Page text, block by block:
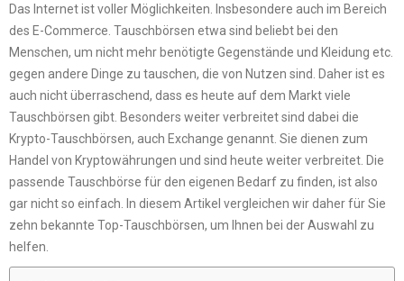
Das Internet ist voller Möglichkeiten. Insbesondere auch im Bereich
des E-Commerce. Tauschbörsen etwa sind beliebt bei den
Menschen, um nicht mehr benötigte Gegenstände und Kleidung etc.
gegen andere Dinge zu tauschen, die von Nutzen sind. Daher ist es
auch nicht überraschend, dass es heute auf dem Markt viele
Tauschbörsen gibt. Besonders weiter verbreitet sind dabei die
Krypto-Tauschbörsen, auch Exchange genannt. Sie dienen zum
Handel von Kryptowährungen und sind heute weiter verbreitet. Die
passende Tauschbörse für den eigenen Bedarf zu finden, ist also
gar nicht so einfach. In diesem Artikel vergleichen wir daher für Sie
zehn bekannte Top-Tauschbörsen, um Ihnen bei der Auswahl zu
helfen.